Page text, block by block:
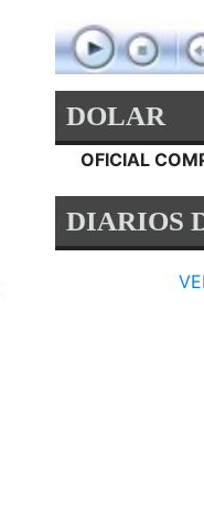
DOLAR
OFICIAL
DIARIOS